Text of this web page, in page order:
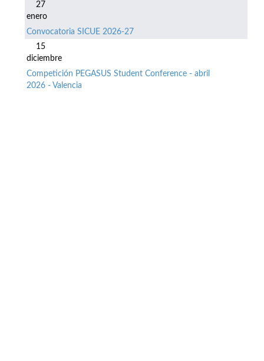
27
enero
Convocatoria SICUE 2026-27
15
diciembre
Competición PEGASUS Student Conference - abril
2026 - Valencia